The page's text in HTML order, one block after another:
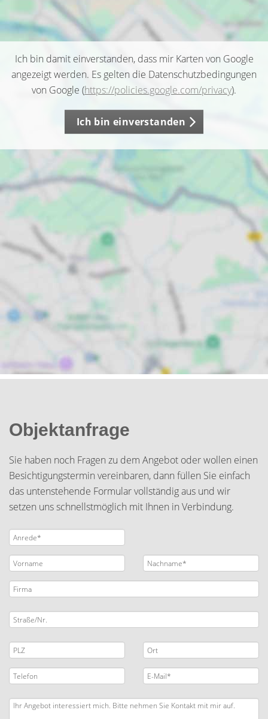
Ich bin damit einverstanden, dass mir Karten von Google
angezeigt werden. Es gelten die Datenschutzbedingungen
von Google (https://policies.google.com/privacy).
Ich bin einverstanden
Objektanfrage
Sie haben noch Fragen zu dem Angebot oder wollen einen
Besichtigungstermin vereinbaren, dann füllen Sie einfach
das untenstehende Formular vollständig aus und wir
setzen uns schnellstmöglich mit Ihnen in Verbindung.